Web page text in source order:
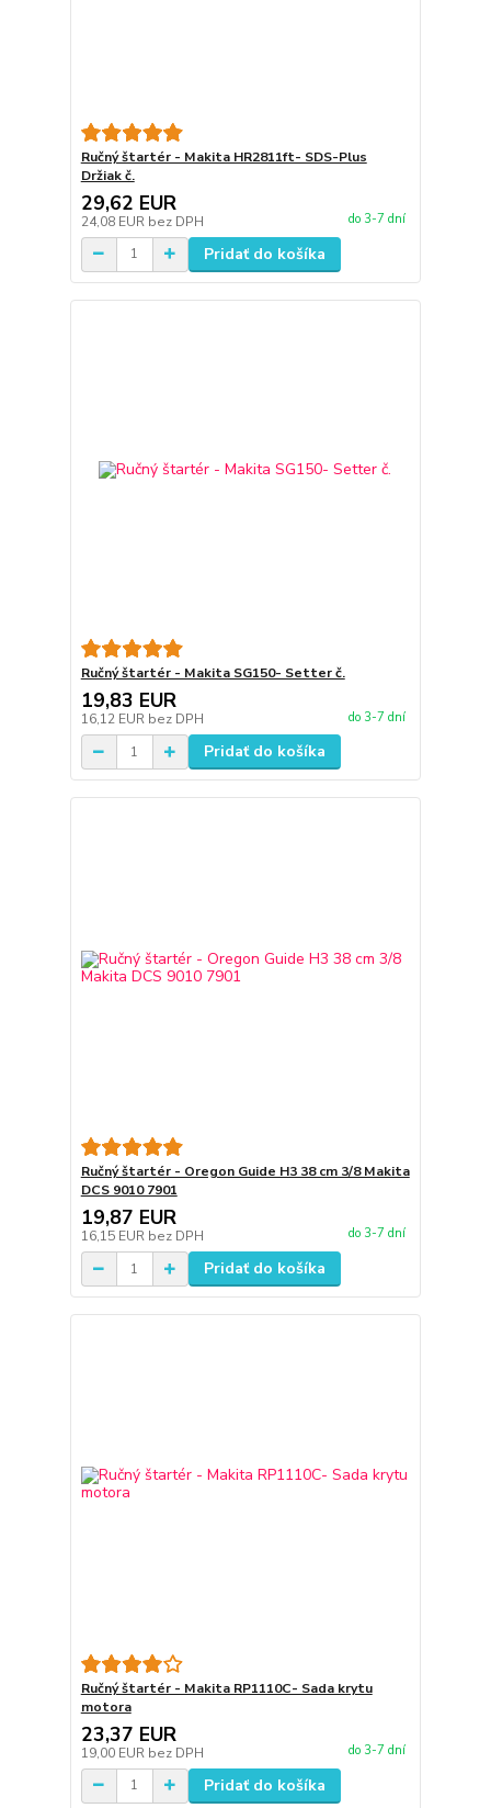
Ručný štartér - Makita HR2811ft- SDS-Plus
Držiak č.
29,62 EUR
24,08 EUR bez DPH do 3-7 dní
Pridať do košíka
Ručný štartér - Makita SG150- Setter č.
19,83 EUR
16,12 EUR bez DPH do 3-7 dní
Pridať do košíka
Ručný štartér - Oregon Guide H3 38 cm 3/8 Makita
DCS 9010 7901
19,87 EUR
16,15 EUR bez DPH do 3-7 dní
Pridať do košíka
Ručný štartér - Makita RP1110C- Sada krytu
motora
23,37 EUR
19,00 EUR bez DPH do 3-7 dní
Pridať do košíka